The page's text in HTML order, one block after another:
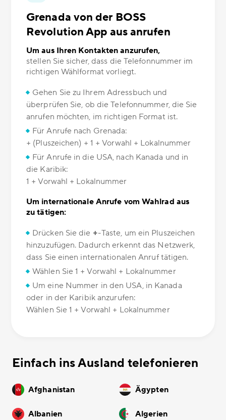
Grenada von der BOSS
Revolution App aus anrufen
Um aus Ihren Kontakten anzurufen,
stellen Sie sicher, dass die Telefonnummer im
richtigen Wählformat vorliegt.
Gehen Sie zu Ihrem Adressbuch und
überprüfen Sie, ob die Telefonnummer, die Sie
anrufen möchten, im richtigen Format ist.
Für Anrufe nach Grenada:
+ (Pluszeichen) + 1 + Vorwahl + Lokalnummer
Für Anrufe in die USA, nach Kanada und in
die Karibik:
1 + Vorwahl + Lokalnummer
Um internationale Anrufe vom Wahlrad aus
zu tätigen:
Drücken Sie die +-Taste, um ein Pluszeichen
hinzuzufügen. Dadurch erkennt das Netzwerk,
dass Sie einen internationalen Anruf tätigen.
Wählen Sie 1 + Vorwahl + Lokalnummer
Um eine Nummer in den USA, in Kanada
oder in der Karibik anzurufen:
Wählen Sie 1 + Vorwahl + Lokalnummer
Einfach ins Ausland telefonieren
Afghanistan Ägypten
Albanien Algerien